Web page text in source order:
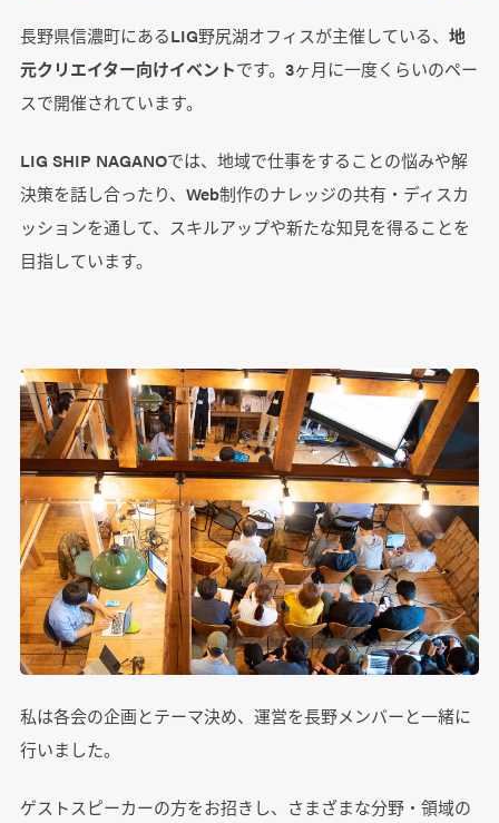
長野県信濃町にあるLIG野尻湖オフィスが主催している、 地
元クリエイター向けイベントです。3ヶ月に一度くらいのペー
スで開催されています。
LIG SHIP NAGANOでは、地域で仕事をすることの悩みや解
決策を話し合ったり、Web制作のナレッジの共有・ディスカ
ッションを通して、スキルアップや新たな知見を得ることを
目指しています。
私は各会の企画とテーマ決め、運営を長野メンバーと一緒に
行いました。
ゲストスピーカーの方をお招きし、さまざまな分野・領域の